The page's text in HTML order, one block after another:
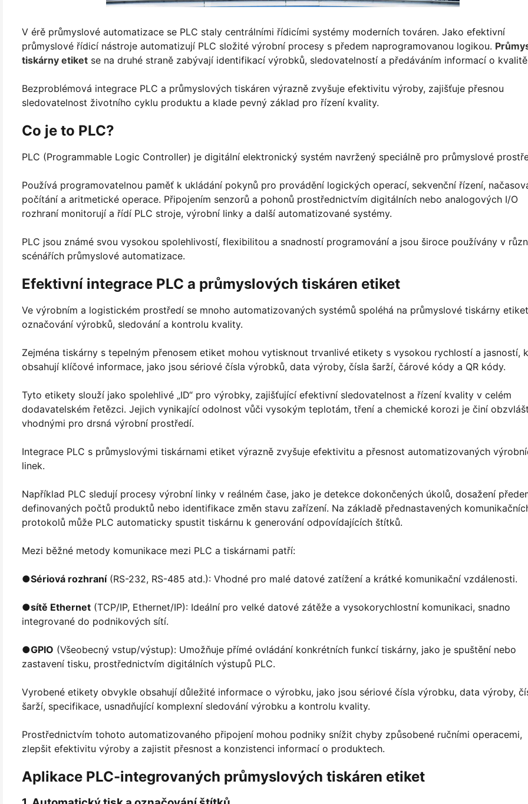
V érě průmyslové automatizace se PLC staly centrálními řídicími systémy moderních továren. Jako efektivní
průmyslové řídicí nástroje automatizují PLC složité výrobní procesy s předem naprogramovanou logikou.
tiskárny etiket se na druhé straně zabývají identifikací výrobků, sledovatelností a předáváním informací o
Bezproblémová integrace PLC a průmyslových tiskáren výrazně zvyšuje efektivitu výroby, zajišťuje přesnou
sledovatelnost životního cyklu produktu a klade pevný základ pro řízení kvality.
Co je to PLC?
PLC (Programmable Logic Controller) je digitální elektronický systém navržený speciálně pro průmyslové
Používá programovatelnou paměť k ukládání pokynů pro provádění logických operací, sekvenční řízení,
počítání a aritmetické operace. Připojením senzorů a pohonů prostřednictvím digitálních nebo analogových I/O
rozhraní monitorují a řídí PLC stroje, výrobní linky a další automatizované systémy.
PLC jsou známé svou vysokou spolehlivostí, flexibilitou a snadností programování a jsou široce používány v
scénářích průmyslové automatizace.
Efektivní integrace PLC a průmyslových tiskáren etiket
Ve výrobním a logistickém prostředí se mnoho automatizovaných systémů spoléhá na průmyslové tiskárny
označování výrobků, sledování a kontrolu kvality.
Zejména tiskárny s tepelným přenosem etiket mohou vytisknout trvanlivé etikety s vysokou rychlostí a jasností,
obsahují klíčové informace, jako jsou sériové čísla výrobků, data výroby, čísla šarží, čárové kódy a QR kódy.
Tyto etikety slouží jako spolehlivé „ID“ pro výrobky, zajišťující efektivní sledovatelnost a řízení kvality v celém
dodavatelském řetězci. Jejich vynikající odolnost vůči vysokým teplotám, tření a chemické korozi je činí
vhodnými pro drsná výrobní prostředí.
Integrace PLC s průmyslovými tiskárnami etiket výrazně zvyšuje efektivitu a přesnost automatizovaných
linek.
Například PLC sledují procesy výrobní linky v reálném čase, jako je detekce dokončených úkolů, dosažení
definovaných počtů produktů nebo identifikace změn stavu zařízení. Na základě přednastavených
protokolů může PLC automaticky spustit tiskárnu k generování odpovídajících štítků.
Mezi běžné metody komunikace mezi PLC a tiskárnami patří:
●Sériová rozhraní(RS-232, RS-485 atd.): Vhodné pro malé datové zatížení a krátké komunikační vzdálenosti.
●sítě Ethernet (TCP/IP, Ethernet/IP): Ideální pro velké datové zátěže a vysokorychlostní komunikaci, snadno
integrované do podnikových sítí.
●GPIO (Všeobecný vstup/výstup): Umožňuje přímé ovládání konkrétních funkcí tiskárny, jako je spuštění nebo
zastavení tisku, prostřednictvím digitálních výstupů PLC.
Vyrobené etikety obvykle obsahují důležité informace o výrobku, jako jsou sériové čísla výrobku, data výroby,
šarží, specifikace, usnadňující komplexní sledování výrobku a kontrolu kvality.
Prostřednictvím tohoto automatizovaného připojení mohou podniky snížit chyby způsobené ručními operacemi,
zlepšit efektivitu výroby a zajistit přesnost a konzistenci informací o produktech.
Aplikace PLC-integrovaných průmyslových tiskáren etiket